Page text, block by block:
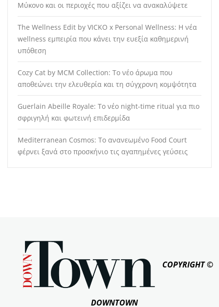
Μύκονο και οι περιοχές που αξίζει να ανακαλύψετε
The Wellness Edit by VICKO x Personal Wellness: Η νέα
wellness εμπειρία που κάνει την ευεξία καθημερινή
υπόθεση
Cozy Cat by MCM Collection: Το νέο άρωμα που
αποθεώνει την ελευθερία και τη σύγχρονη κομψότητα
Guerlain Abeille Royale: Το νέο night-time ritual για πιο
σφριγηλή και φωτεινή επιδερμίδα
Mediterranean Cosmos: Το ανανεωμένο Food Court
φέρνει ξανά στο προσκήνιο τις αγαπημένες γεύσεις
COPYRIGHT ©
DOWNTOWN